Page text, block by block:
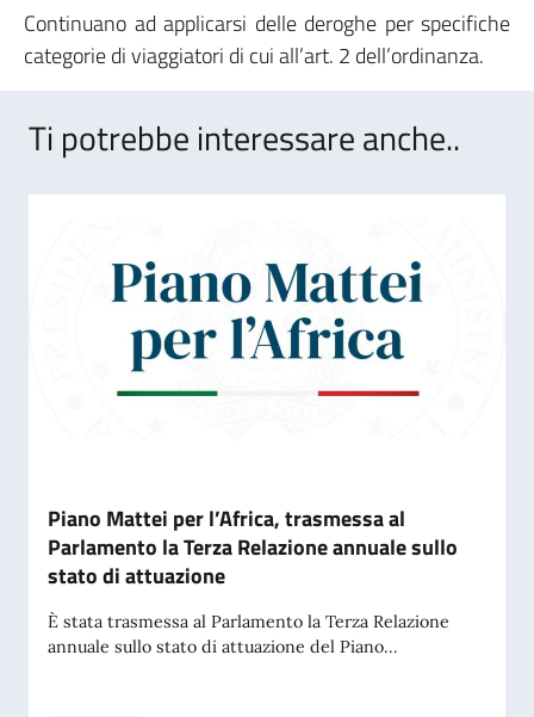
Continuano ad applicarsi delle deroghe per specifiche
categorie di viaggiatori di cui all’art. 2 dell’ordinanza.
Ti potrebbe interessare anche..
Piano Mattei per l’Africa, trasmessa al
Parlamento la Terza Relazione annuale sullo
stato di attuazione
È stata trasmessa al Parlamento la Terza Relazione
annuale sullo stato di attuazione del Piano...